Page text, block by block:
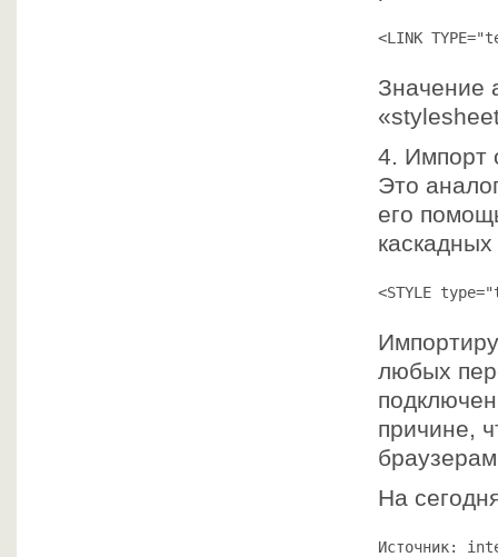
<LINK
Значение
4. Импорт
Это
его
<STYLE
любых
причине,
На
Источник: